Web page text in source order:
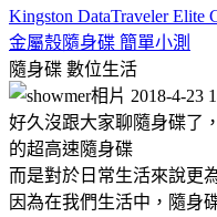
Kingston DataTraveler
金屬殼隨身碟 簡單小測
隨身碟 數位生活
好久沒跟大家聊隨身碟了
的超高速隨身碟
而是對於日常生活來說更
因為在我們生活中，隨身